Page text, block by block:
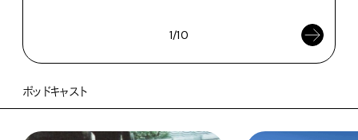
1/10
ポッドキャスト